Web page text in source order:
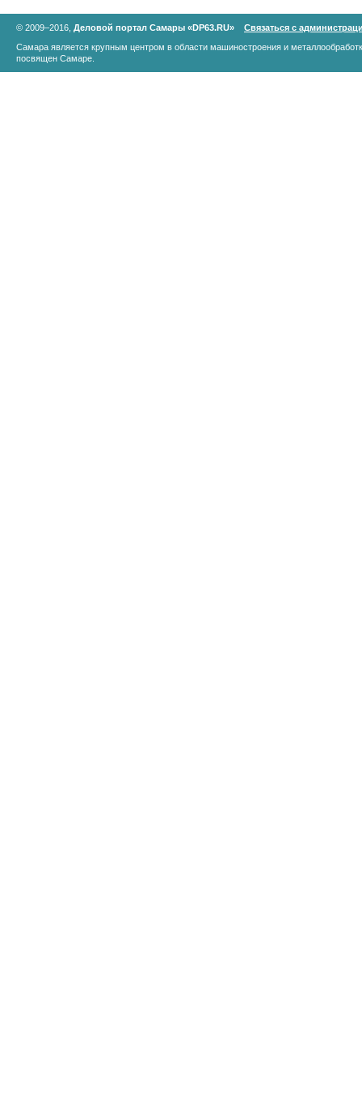
© 2009–2016, Деловой портал Самары «DP63.RU»
Связаться с
Самара является крупным центром в области машиностроения и
посвящен Самаре.